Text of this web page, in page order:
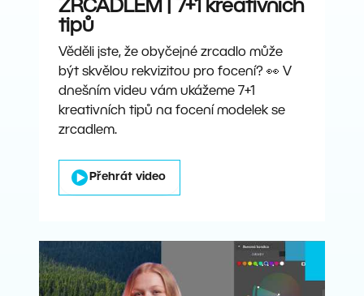
ZRCADLEM | 7+1 kreativních
tipů
Věděli jste, že obyčejné zrcadlo může
být skvělou rekvizitou pro focení? 👀 V
dnešním videu vám ukážeme 7+1
kreativních tipů na focení modelek se
zrcadlem.
Přehrát video